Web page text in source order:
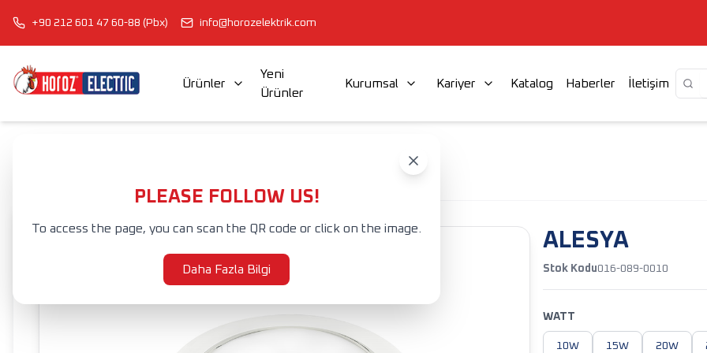
+90 212 601 47 60-88 (Pbx) info@horozelektrik.com
Ürünler
Yeni
Ürünler
Kurumsal Kariyer Katalog Haberler İletişim
PLEASE FOLLOW US!
To access the page, you can scan the QR code or click on the image.
Daha Fazla Bilgi
ALESYA
ALESYA
Stok Kodu016-089-0010
WATT
10W 15W 20W